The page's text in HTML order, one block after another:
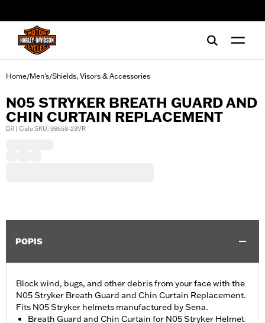
Home/Men's/Shields, Visors & Accessories
N05 STRYKER BREATH GUARD AND
CHIN CURTAIN REPLACEMENT
Díl | Číslo SKU: 98658-23VR
POPIS
Block wind, bugs, and other debris from your face with the
N05 Stryker Breath Guard and Chin Curtain Replacement.
Fits N05 Stryker helmets manufactured by Sena.
Breath Guard and Chin Curtain for N05 Stryker Helmet